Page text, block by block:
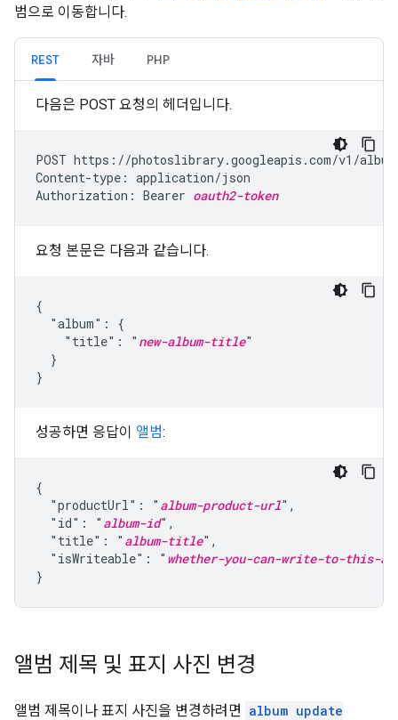
범으로 이동합니다.
REST 자바 PHP
다음은 POST 요청의 헤더입니다.
POST https://photoslibrary.googleapis.com/v1/
Content-type: application/json
Authorization: Bearer oauth2-token
요청 본문은 다음과 같습니다.
{
  "album": {
    "title": "
new-album-title"
  }
}
성공하면 응답이 앨범:
{
  "productUrl": "
album-product-url",
  "id": "
album-id",
  "title": "
album-title",
  "isWriteable": "
whether-you-can-write-to-this-
}
앨범 제목 및 표지 사진 변경
앨범 제목이나 표지 사진을 변경하려면 album update